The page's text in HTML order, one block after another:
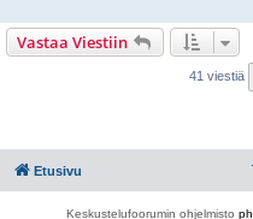
Vastaa Viestiin
41 viestiä
Etusivu
Keskustelufoorumin ohjelmisto